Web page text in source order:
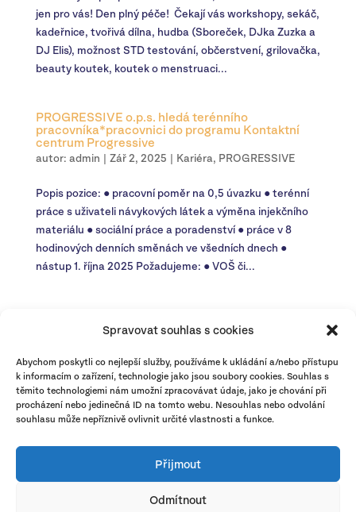
Spravovat souhlas s cookies
Abychom poskytli co nejlepší služby, používáme k ukládání a/nebo přístupu
k informacím o zařízení, technologie jako jsou soubory cookies. Souhlas s
těmito technologiemi nám umožní zpracovávat údaje, jako je chování při
procházení nebo jedinečná ID na tomto webu. Nesouhlas nebo odvolání
souhlasu může nepříznivě ovlivnit určité vlastnosti a funkce.
Přijmout
Odmítnout
jen pro vás! Den plný péče! Čekají vás workshopy, sekáč,
kadeřnice, tvořivá dílna, hudba (Sboreček, DJka Zuzka a
DJ Elis), možnost STD testování, občerstvení, grilovačka,
beauty koutek, koutek o menstruaci...
PROGRESSIVE o.p.s. hledá terénního
pracovníka*pracovnici do programu Kontaktní
centrum Progressive
autor:admin | Zář 2, 2025 | Kariéra, PROGRESSIVE
Popis pozice: ● pracovní poměr na 0,5 úvazku ● terénní
práce s uživateli návykových látek a výměna injekčního
materiálu ● sociální práce a poradenství ● práce v 8
hodinových denních směnách ve všedních dnech ●
nástup 1. října 2025 Požadujeme: ● VOŠ či...
Kariéra
PROGRESSIVE
Štítky:
pf pražský deník sociální bydlení